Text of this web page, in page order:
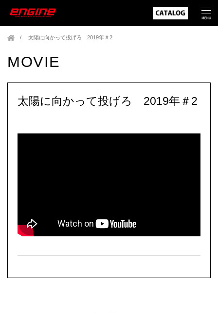
太陽に向かって投げろ 2019年＃2
MOVIE
太陽に向かって投げろ 2019年＃2